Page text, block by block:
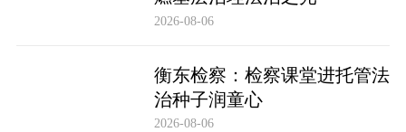
2026-08-06
衡东检察：检察课堂进托管法
治种子润童心
2026-08-06